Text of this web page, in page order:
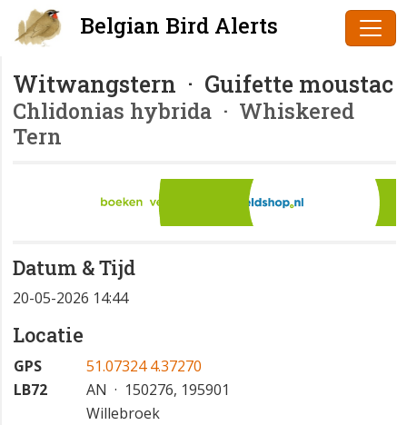
Belgian Bird Alerts
Witwangstern · Guifette moustac
Chlidonias hybrida · Whiskered
Tern
Datum & Tijd
20-05-2026 14:44
Locatie
GPS
51.07324 4.37270
LB72
AN · 150276, 195901
Willebroek